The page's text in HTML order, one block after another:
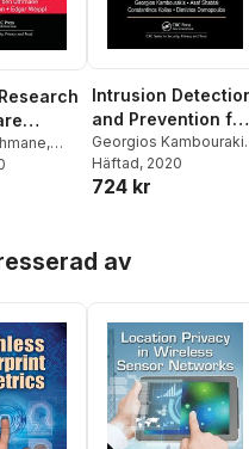
,
Intrusion
and Prevention for
Mobile
Georgios
Asaf Shabtai,
Constantinos Kolias
Häftad, 2020
724 kr
av